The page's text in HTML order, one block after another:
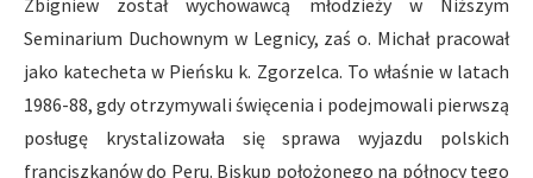
Zbigniew został wychowawcą młodzieży w Niższym
Seminarium Duchownym w Legnicy, zaś o. Michał pracował
jako katecheta w Pieńsku k. Zgorzelca. To właśnie w latach
1986-88, gdy otrzymywali święcenia i podejmowali pierwszą
posługę krystalizowała się sprawa wyjazdu polskich
franciszkanów do Peru. Biskup położonego na północy tego